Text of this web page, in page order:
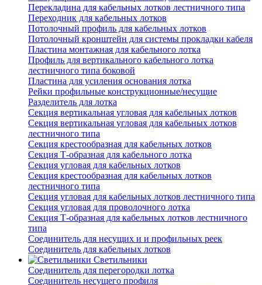
Перекладина для кабельных лотков лестничного типа
Переходник для кабельных лотков
Потолочный профиль для кабельных лотков
Потолочный кронштейн для системы прокладки кабеля
Пластина монтажная для кабельного лотка
Профиль для вертикального кабельного лотка
лестничного типа боковой
Пластина для усиления основания лотка
Рейки профильные конструкционные/несущие
Разделитель для лотка
Секция вертикальная угловая для кабельных лотков
Секция вертикальная угловая для кабельных лотков
лестничного типа
Секция крестообразная для кабельных лотков
Секция Т-образная для кабельного лотка
Секция угловая для кабельных лотков
Секция крестообразная для кабельных лотков
лестничного типа
Секция угловая для кабельных лотков лестничного типа
Секция угловая для проволочного лотка
Секция Т-образная для кабельных лотков лестничного
типа
Соединитель для несущих и и профильных реек
Соединитель для кабельных лотков
Светильники
Соединитель для перегородки лотка
Соединитель несущего профиля